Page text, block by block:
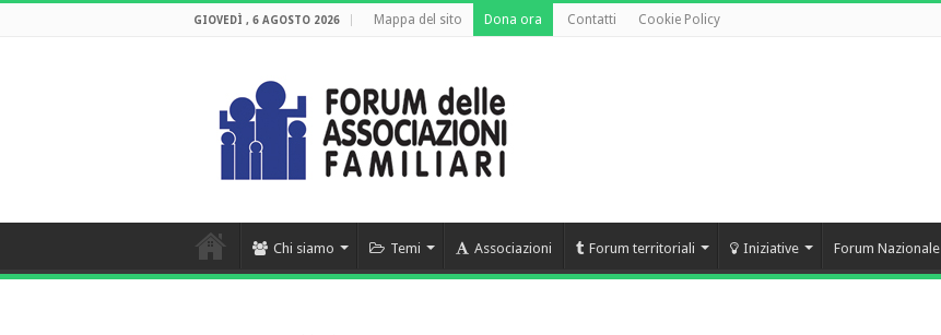
GIOVEDÌ , 6 AGOSTO 2026 Mappa del sito Dona ora Contatti Cookie Policy
Chi siamo Temi Associazioni Forum territoriali Iniziative Forum Nazionale